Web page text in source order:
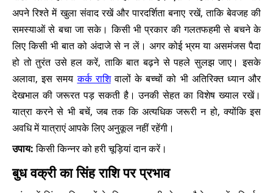
अपने रिश्ते में खुला संवाद रखें और पारदर्शिता बनाए रखें, ताकि बेवजह की
समस्याओं से बचा जा सके। किसी भी प्रकार की गलतफहमी से बचने के
लिए किसी भी बात को अंदाजे से न लें। अगर कोई भ्रम या असमंजस पैदा
हो तो तुरंत उसे हल करें, ताकि बात बढ़ने से पहले सुलझ जाए। इसके
अलावा, इस समयकर्क राशिवालों के बच्चों को भी अतिरिक्त ध्यान और
देखभाल की जरूरत पड़ सकती है। उनकी सेहत का विशेष ख्याल रखें।
यात्रा करने से भी बचें, जब तक कि अत्यधिक जरूरी न हो, क्योंकि इस
अवधि में यात्राएं आपके लिए अनुकूल नहीं रहेंगी।
उपाय:किसी किन्नर को हरी चूड़ियां दान करें।
बुध वक्री का सिंह राशि पर प्रभाव